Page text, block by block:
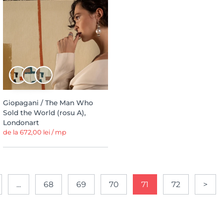
Giopagani / The Man Who
Sold the World (rosu A),
Londonart
de la 672,00 lei / mp
... 68 69 70 71 72 >